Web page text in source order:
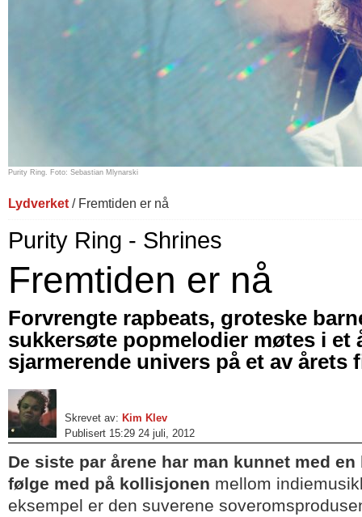
Purity Ring. Foto: Sebastian Mlynarski
Lydverket / Fremtiden er nå
Purity Ring - Shrines
Fremtiden er nå
Forvrengte rapbeats, groteske
sukkersøte popmelodier møtes i et
sjarmerende univers på et av årets
Skrevet av: Kim Klev
Publisert 15:29 24 juli, 2012
De siste par årene har man kunnet med
følge med på kollisjonen mellom
eksempel er den suverene